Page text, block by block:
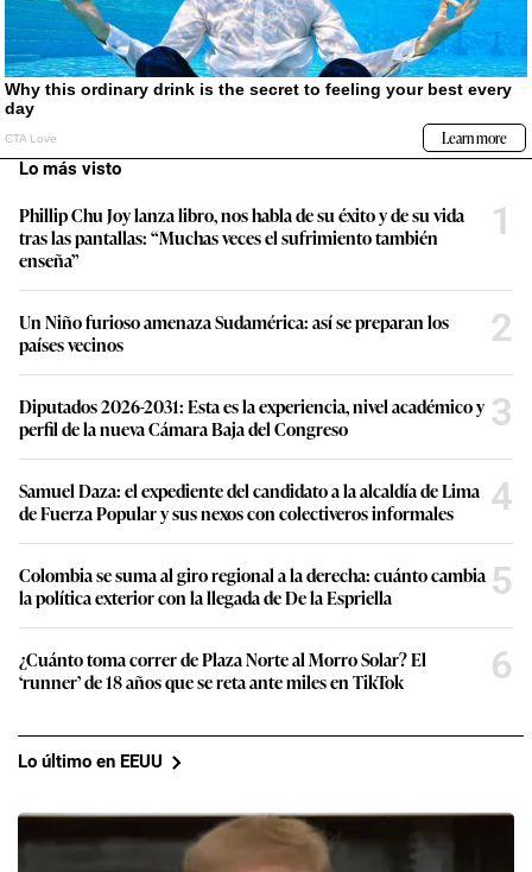
Lo más visto
Phillip Chu Joy lanza libro, nos habla de su éxito y de su vida
tras las pantallas: “Muchas veces el sufrimiento también
enseña”
1
Un Niño furioso amenaza Sudamérica: así se preparan los
países vecinos
2
Diputados 2026-2031: Esta es la experiencia, nivel académico y
perfil de la nueva Cámara Baja del Congreso
3
Samuel Daza: el expediente del candidato a la alcaldía de Lima
de Fuerza Popular y sus nexos con colectiveros informales
4
Colombia se suma al giro regional a la derecha: cuánto cambia
la política exterior con la llegada de De la Espriella
5
¿Cuánto toma correr de Plaza Norte al Morro Solar? El
‘runner’ de 18 años que se reta ante miles en TikTok
6
Lo último en EEUU